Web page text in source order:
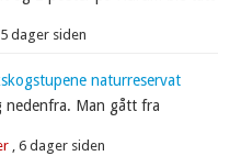
5 dager siden
naturreservat
nedenfra. Man gått fra
,6 dager siden